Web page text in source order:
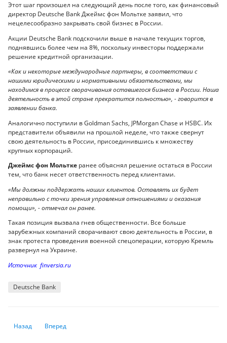
Этот шаг произошел на следующий день после того, как финансовый
директор Deutsche Bank Джеймс фон Мольтке заявил, что
нецелесообразно закрывать свой бизнес в России.
Акции Deutsche Bank подскочили выше в начале текущих торгов,
поднявшись более чем на 8%, поскольку инвесторы поддержали
решение кредитной организации.
«Как и некоторые международные партнеры, в соответствии с
нашими юридическими и нормативными обязательствами, мы
находимся в процессе сворачивания оставшегося бизнеса в России. Наша
деятельность в этой стране прекратится полностью», - говорится в
заявлении банка.
Аналогично поступили в Goldman Sachs, JPMorgan Chase и HSBC. Их
представители объявили на прошлой неделе, что также свернут
свою деятельность в России, присоединившись к множеству
крупных корпораций.
Джеймс фон Мольтке ранее объяснял решение остаться в России
тем, что банк несет ответственность перед клиентами.
«Мы должны поддержать наших клиентов. Оставлять их будет
неправильно с точки зрения управления отношениями и оказания
помощи», - отмечал он ранее.
Такая позиция вызвала гнев общественности. Все больше
зарубежных компаний сворачивают свою деятельность в России, в
знак протеста проведения военной спецоперации, которую Кремль
развернул на Украине.
Источник finversia.ru
Deutsche Bank
Предыдущий: Жамаубаев прокомментировал информацию о "единой
Назад Следующий: PayPal попросил клиентов из России вывести
Вперед